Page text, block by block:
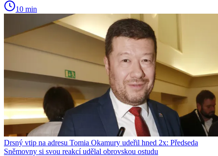
10 min
Drsný vtip na adresu Tomia Okamury udeřil hned 2x: Předseda
Sněmovny si svou reakcí udělal obrovskou ostudu